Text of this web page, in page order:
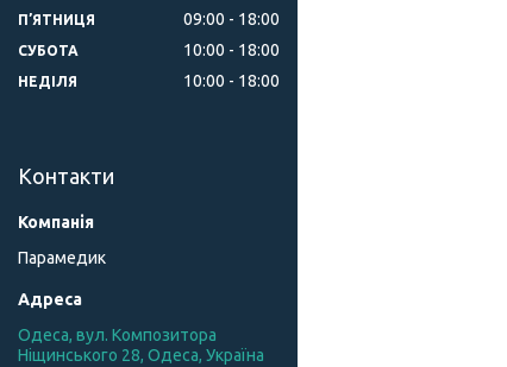
ПʼЯТНИЦЯ 09:00 18:00
СУБОТА 10:00 18:00
НЕДІЛЯ 10:00 18:00
Контакти
Парамедик
Одеса, вул. Композитора
Ніщинського 28, Одеса, Україна